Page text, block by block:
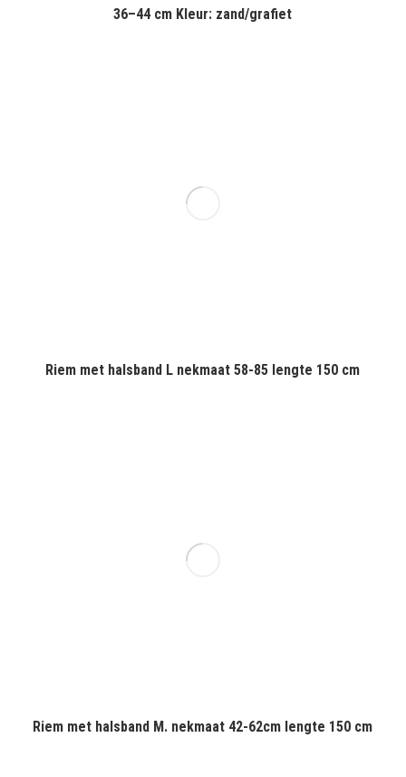
36–44 cm Kleur: zand/grafiet
Riem met halsband L nekmaat 58-85 lengte 150 cm
Riem met halsband M. nekmaat 42-62cm lengte 150 cm